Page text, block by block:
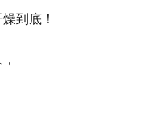
到底！